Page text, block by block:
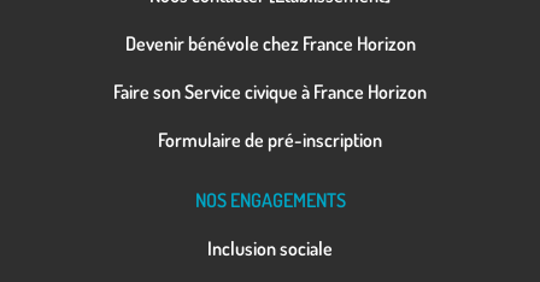
Devenir bénévole chez France Horizon
Faire son Service civique à France Horizon
Formulaire de pré-inscription
NOS ENGAGEMENTS
Inclusion sociale